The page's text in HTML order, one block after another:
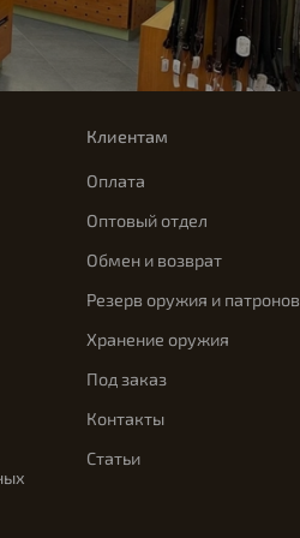
Клиентам
Оплата
Оптовый отдел
Обмен и возврат
Резерв оружия и патронов
Хранение оружия
Под заказ
Контакты
Статьи